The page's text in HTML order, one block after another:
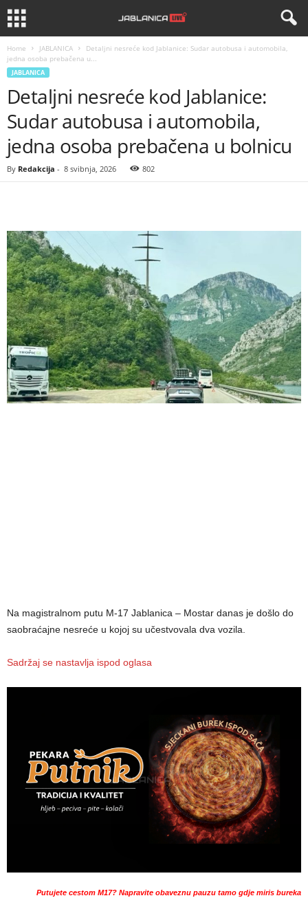
Home JABLANICA
Detaljni nesreće kod Jablanice: Sudar autobusa i automobila,
jedna osoba prebačena u...
JABLANICA
Detaljni nesreće kod Jablanice:
Sudar autobusa i automobila,
jedna osoba prebačena u bolnicu
By Redakcija - 8 svibnja, 2026 802
Na magistralnom putu M-17 Jablanica – Mostar danas je došlo do
saobraćajne nesreće u kojoj su učestvovala dva vozila.
Sadržaj se nastavlja ispod oglasa
Putujete cestom M17? Napravite obaveznu pauzu tamo gdje miris bureka